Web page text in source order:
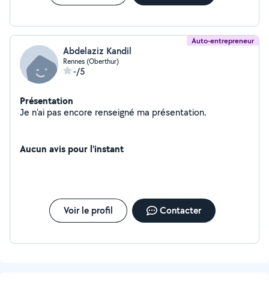
Auto-entrepreneur
Abdelaziz Kandil
Rennes (Oberthur)
-/5
Présentation
Je n'ai pas encore renseigné ma présentation.
Aucun avis pour l'instant
Voir le profil Contacter